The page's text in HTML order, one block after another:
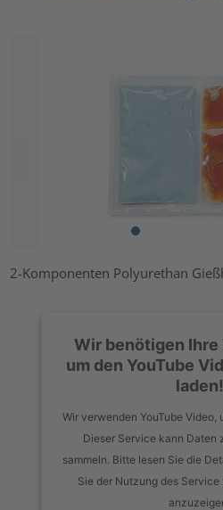
2-Komponenten Polyurethan
Wir benötigen
um den YouTube
laden!
Wir verwenden YouTube Video,
Dieser Service kann Daten
sammeln. Bitte lesen Sie die
Sie der Nutzung des Service